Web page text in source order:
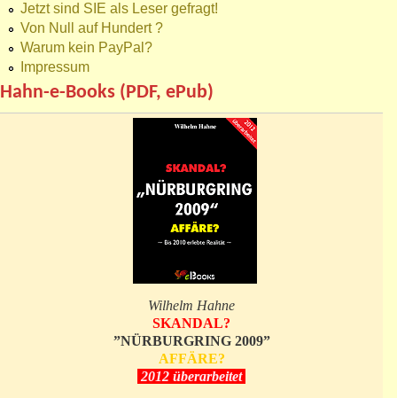
Jetzt sind SIE als Leser gefragt!
Von Null auf Hundert ?
Warum kein PayPal?
Impressum
Hahn-e-Books (PDF, ePub)
Wilhelm Hahne
SKANDAL?
”NÜRBURGRING 2009”
AFFÄRE?
2012 überarbeitet